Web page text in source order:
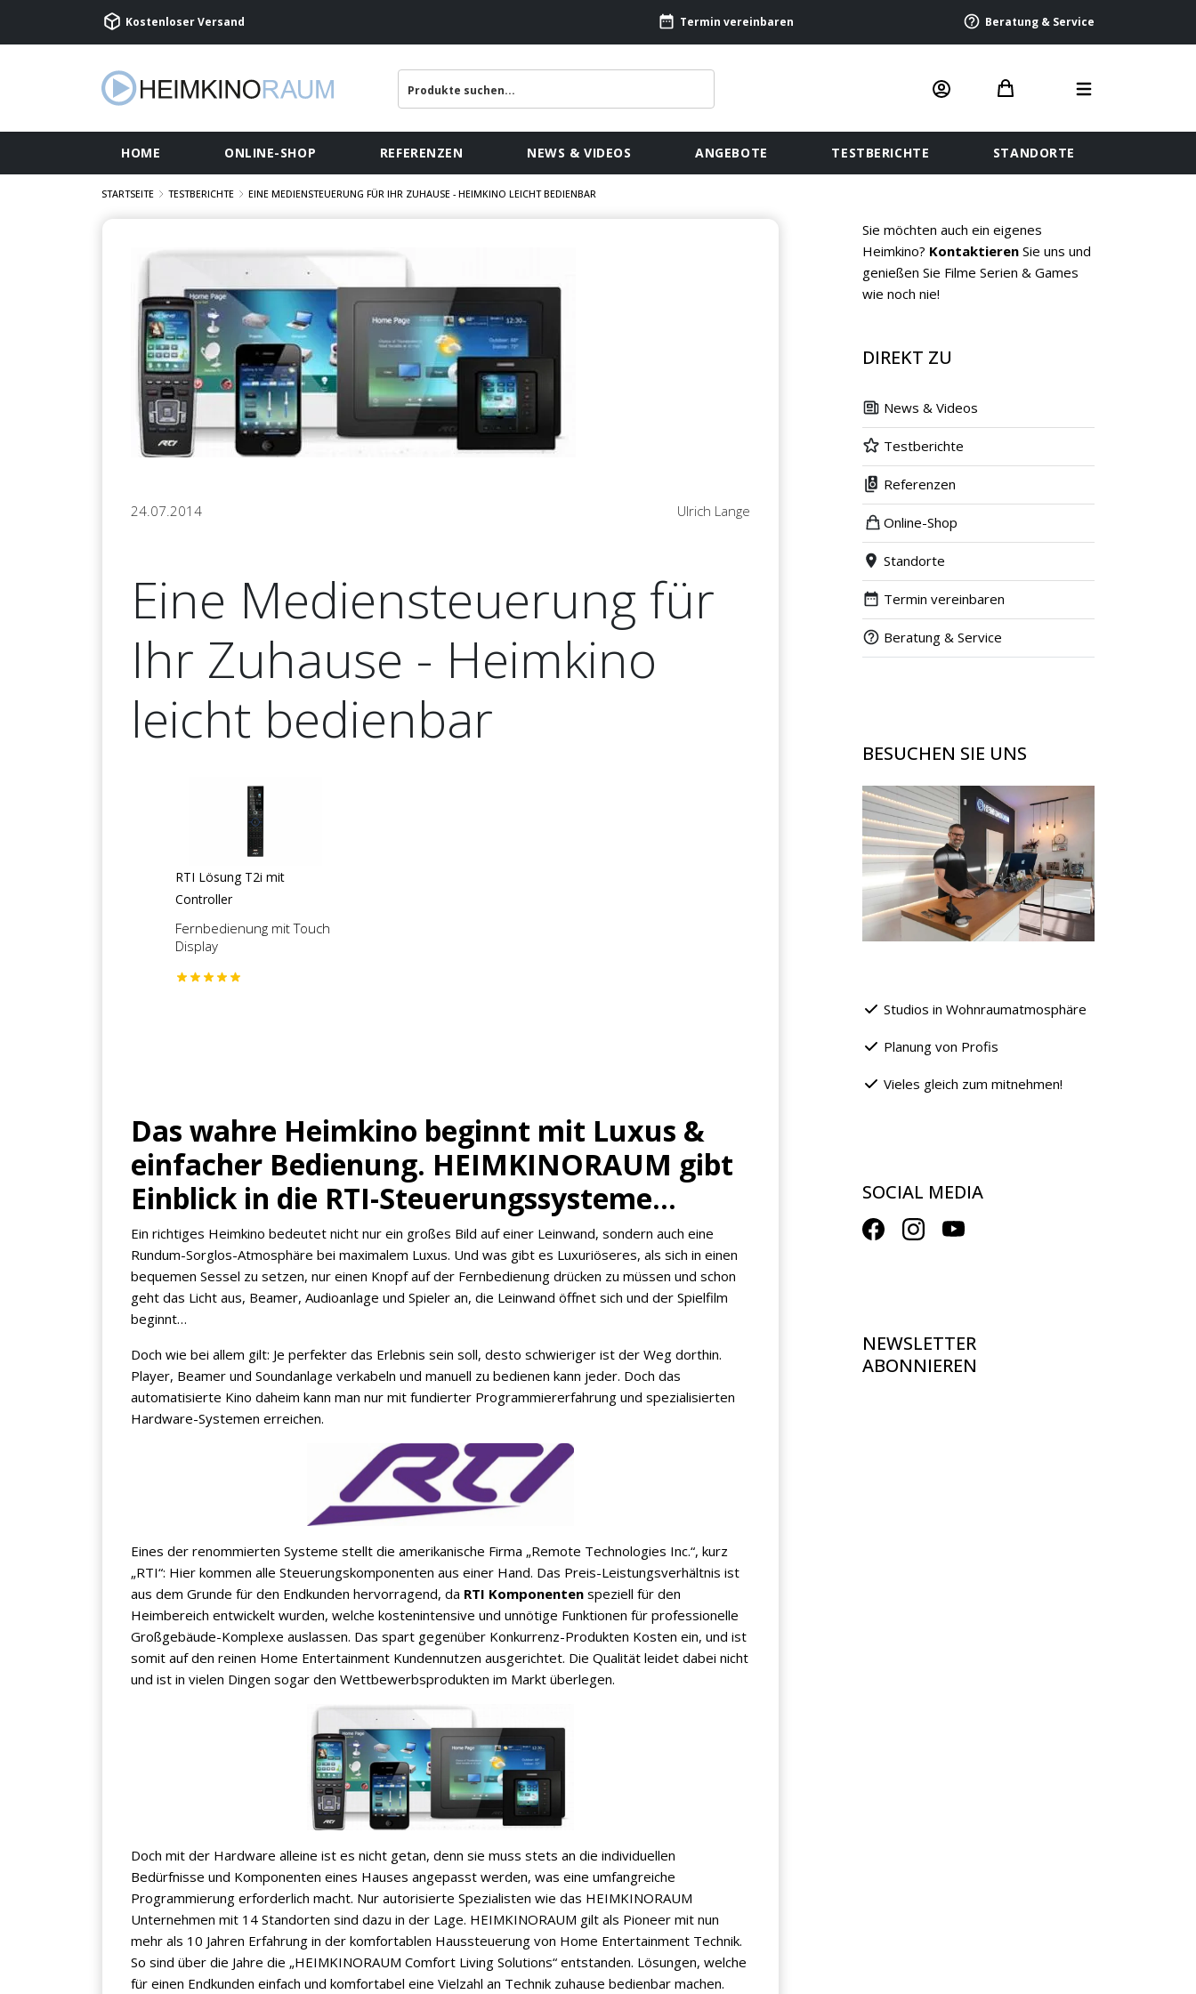
Kostenloser Versand Termin vereinbaren Beratung & Service
HOME ONLINE-SHOP REFERENZEN NEWS & VIDEOS ANGEBOTE TESTBERICHTE STANDORTE
STARTSEITE TESTBERICHTE EINE MEDIENSTEUERUNG FÜR IHR ZUHAUSE - HEIMKINO LEICHT BEDIENBAR
24.07.2014 Ulrich Lange
Eine Mediensteuerung für
Ihr Zuhause - Heimkino
leicht bedienbar
RTI Lösung T2i mit
Controller
Fernbedienung mit Touch
Display
Das wahre Heimkino beginnt mit Luxus &
einfacher Bedienung. HEIMKINORAUM gibt
Einblick in die RTI-Steuerungssysteme...
Ein richtiges Heimkino bedeutet nicht nur ein großes Bild auf einer Leinwand, sondern auch eine
Rundum-Sorglos-Atmosphäre bei maximalem Luxus. Und was gibt es Luxuriöseres, als sich in einen
bequemen Sessel zu setzen, nur einen Knopf auf der Fernbedienung drücken zu müssen und schon
geht das Licht aus, Beamer, Audioanlage und Spieler an, die Leinwand öffnet sich und der Spielfilm
beginnt…
Doch wie bei allem gilt: Je perfekter das Erlebnis sein soll, desto schwieriger ist der Weg dorthin.
Player, Beamer und Soundanlage verkabeln und manuell zu bedienen kann jeder. Doch das
automatisierte Kino daheim kann man nur mit fundierter Programmiererfahrung und spezialisierten
Hardware-Systemen erreichen.
Eines der renommierten Systeme stellt die amerikanische Firma „Remote Technologies Inc.“, kurz
„RTI“: Hier kommen alle Steuerungskomponenten aus einer Hand. Das Preis-Leistungsverhältnis ist
aus dem Grunde für den Endkunden hervorragend, da RTI Komponenten speziell für den
Heimbereich entwickelt wurden, welche kostenintensive und unnötige Funktionen für professionelle
Großgebäude-Komplexe auslassen. Das spart gegenüber Konkurrenz-Produkten Kosten ein, und ist
somit auf den reinen Home Entertainment Kundennutzen ausgerichtet. Die Qualität leidet dabei nicht
und ist in vielen Dingen sogar den Wettbewerbsprodukten im Markt überlegen.
Doch mit der Hardware alleine ist es nicht getan, denn sie muss stets an die individuellen
Bedürfnisse und Komponenten eines Hauses angepasst werden, was eine umfangreiche
Programmierung erforderlich macht. Nur autorisierte Spezialisten wie das HEIMKINORAUM
Unternehmen mit 14 Standorten sind dazu in der Lage. HEIMKINORAUM gilt als Pioneer mit nun
mehr als 10 Jahren Erfahrung in der komfortablen Haussteuerung von Home Entertainment Technik.
So sind über die Jahre die „HEIMKINORAUM Comfort Living Solutions“ entstanden. Lösungen, welche
für einen Endkunden einfach und komfortabel eine Vielzahl an Technik zuhause bedienbar machen.
Sie möchten auch ein eigenes
Heimkino? Kontaktieren Sie uns und
genießen Sie Filme Serien & Games
wie noch nie!
DIREKT ZU
News & Videos
Testberichte
Referenzen
Online-Shop
Standorte
Termin vereinbaren
Beratung & Service
BESUCHEN SIE UNS
Studios in Wohnraumatmosphäre
Planung von Profis
Vieles gleich zum mitnehmen!
SOCIAL MEDIA
NEWSLETTER
ABONNIEREN
×
Erhalten Sie exklusive Angebote, News und
Updates direkt in Ihr Postfach. Kostenlos und
jederzeit kündbar.